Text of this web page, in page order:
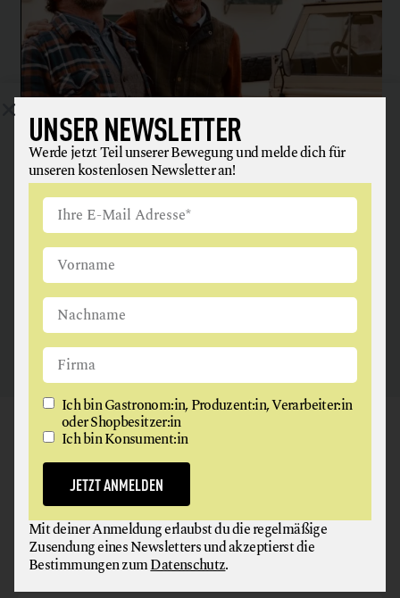
ANGUS & ARTHUR
FLEISCH + FLEISCHERZEUGNISSE
2326 Maria Lanzendorf
GAUMEN HOCH
NEWSLETTER
Werde jetzt Teil unserer Bewegung und melde dich für
unseren kostenlosen Newsletter an!
UNSER NEWSLETTER
Werde jetzt Teil unserer Bewegung und melde dich für
unseren kostenlosen Newsletter an!
Ich bin Gastronom:in, Produzent:in, Verarbeiter:in
oder Shopbesitzer:in
Ich bin Konsument:in
JETZT ANMELDEN
Mit deiner Anmeldung erlaubst du die regelmäßige
Zusendung eines Newsletters und akzeptierst die
Bestimmungen zumDatenschutz.